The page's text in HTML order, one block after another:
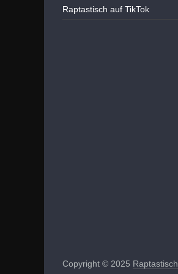
Raptastisch auf TikTok
Copyright © 2025 Raptastisch